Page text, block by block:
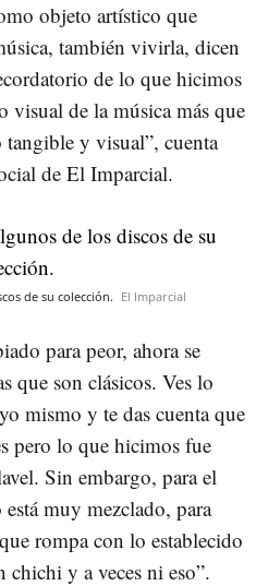
objeto artístico que
también vivirla, dicen
de lo que hicimos
visual de la música más que
y visual”, cuenta
de El Imparcial.
de su colección. El Imparcial
para peor, ahora se
que son clásicos. Ves lo
mismo y te das cuenta que
pero lo que hicimos fue
Sin embargo, para el
muy mezclado, para
rompa con lo establecido
chichi y a veces ni eso”.